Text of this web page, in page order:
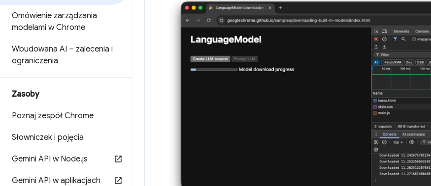
Omówienie zarządzania
modelami w Chrome
Wbudowana AI – zalecenia i
ograniczenia
Zasoby
Poznaj zespół Chrome
Słowniczek i pojęcia
Gemini API w Node.js
Gemini API w aplikacjach